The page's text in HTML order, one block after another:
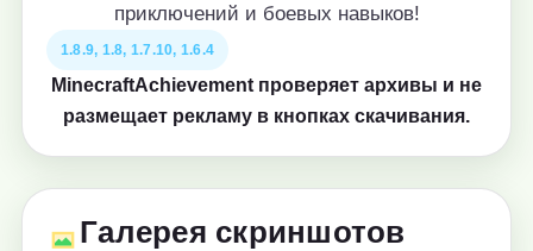
приключений и боевых навыков!
1.8.9, 1.8, 1.7.10, 1.6.4
MinecraftAchievement проверяет архивы и не
размещает рекламу в кнопках скачивания.
Галерея скриншотов